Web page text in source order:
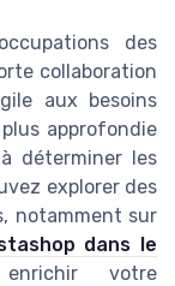
des
collaboration
aux besoins
approfondie
déterminer les
explorer des
notamment sur
dans le
votre